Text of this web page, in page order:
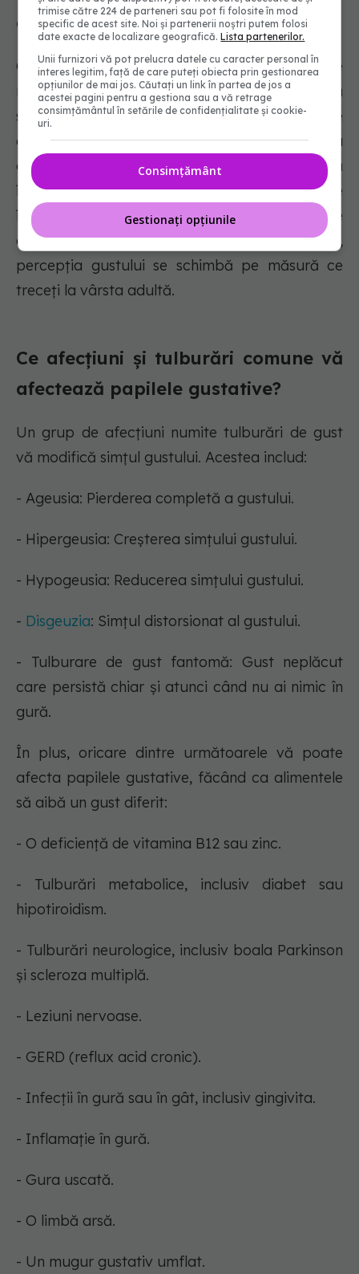
gustative?
Celulele bazale se transformă în noi celule
receptoare ale gustului la fiecare săptămână
sau două (în medie 10 zile). Papilele noastre
gustative scad pe măsură ce îmbătrânim, ceea
ce înseamnă că percepția gustului se schimbă
în diferite etape ale vieții. Alimentele pe care le
îndrăgești ca adult pot fi diferite de cele pe
care le iubeai când erai copil. În mod similar,
percepția gustului se schimbă pe măsură ce
treceți la vârsta adultă.
Ce afecțiuni și tulburări comune vă
afectează papilele gustative?
Un grup de afecțiuni numite tulburări de gust
vă modifică simțul gustului. Acestea includ:
- Ageusia: Pierderea completă a gustului.
- Hipergeusia: Creșterea simțului gustului.
- Hypogeusia: Reducerea simțului gustului.
- Disgeuzia: Simțul distorsionat al gustului.
- Tulburare de gust fantomă: Gust neplăcut
care persistă chiar și atunci când nu ai nimic în
gură.
În plus, oricare dintre următoarele vă poate
afecta papilele gustative, făcând ca alimentele
să aibă un gust diferit:
- O deficiență de vitamina B12 sau zinc.
- Tulburări metabolice, inclusiv diabet sau
hipotiroidism.
- Tulburări neurologice, inclusiv boala Parkinson
și scleroza multiplă.
- Leziuni nervoase.
- GERD (reflux acid cronic).
- Infecții în gură sau în gât, inclusiv gingivita.
- Inflamație în gură.
- Gura uscată.
- O limbă arsă.
- Un mugur gustativ umflat.
trimise către 224 de parteneri sau pot fi folosite în mod
specific de acest site. Noi și partenerii noștri putem folosi
date exacte de localizare geografică.Lista partenerilor.
Unii furnizori vă pot prelucra datele cu caracter personal în
interes legitim, față de care puteți obiecta prin gestionarea
opțiunilor de mai jos. Căutați un link în partea de jos a
acestei pagini pentru a gestiona sau a vă retrage
consimțământul în setările de confidențialitate și cookie-
uri.
Consimțământ
Gestionați opțiunile